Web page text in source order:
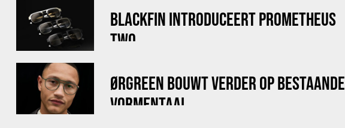
BLACKFIN INTRODUCEERT PROMETHEUS
TWO
ØRGREEN BOUWT VERDER OP BESTAANDE
VORMENTAAL